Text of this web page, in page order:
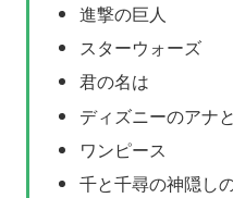
進撃の巨人
スターウォーズ
君の名は
ディズニーのアナ
ワンピース
千と千尋の神隠し